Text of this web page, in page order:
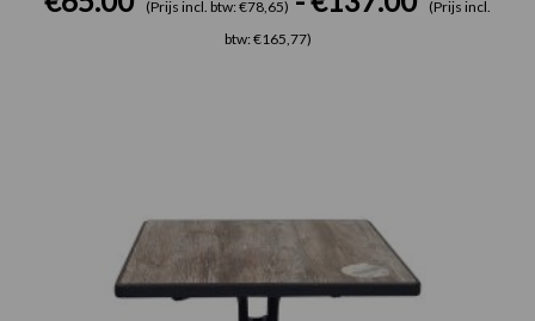
(Prijs incl. btw: €78,65)
(Prijs incl.
btw: €165,77)
€71.00
€127.00